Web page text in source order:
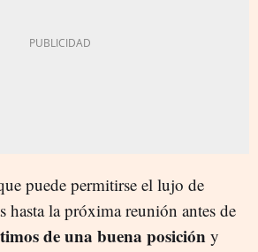
puede permitirse el lujo de
hasta la próxima reunión antes de
de una buena posición y